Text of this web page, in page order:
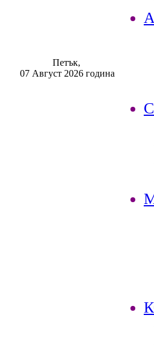
Петък,
07 Август 2026 година